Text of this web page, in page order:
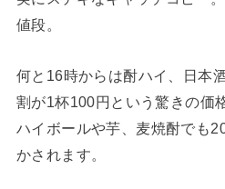
値段。
何と16時からは酎ハイ、日本
割が1杯100円という驚きの価
ハイボールや芋、麦焼酎でも
かされます。